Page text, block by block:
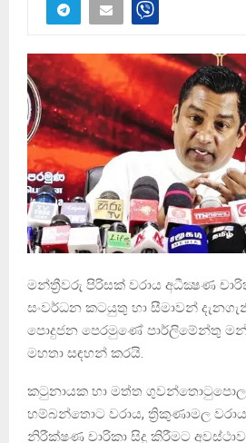
මන්ත්‍රීවරු පිරිසක් වරාය අධීක්‍ෂණ
සංවර්ධන කටයුතු හා සීමාවන්
පොදුජන පෙරමුණේ පාර්ලිමේන්තු
මහතා සඳහන් කරයි.
කටුනායක හා මත්ත
හම්බන්තොට වරාය, ත්‍රිකුණාමල
නිරීක්ෂණ චාරිකා සිදු කිරීමට අවස්ථාව